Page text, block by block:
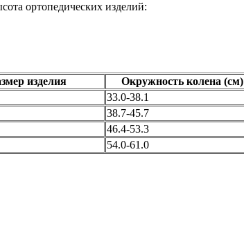
ортопедических изделий:
изделия
Окружность колена (см)
33.0-38.1
38.7-45.7
46.4-53.3
54.0-61.0